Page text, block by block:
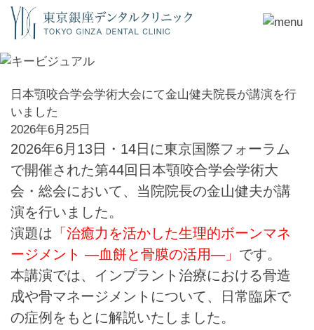
日本顎咬合学会学術大会にて金山健夫院長が講演を行
いました
2026年6月25日
2026年6月13日・14日に東京国際フォーラム
で開催された第44回日本顎咬合学会学術大
会・総会において、当院院長の金山健夫が講
演を行いました。
演題は 「治癒力を活かした生理的ボーンマネ
ージメント ―血餅と骨膜の活用―」 です。
本講演では、インプラント治療における骨造
成や骨マネージメントについて、日常臨床で
の症例をもとに解説いたしました。